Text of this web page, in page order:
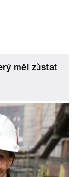
měl zůstat